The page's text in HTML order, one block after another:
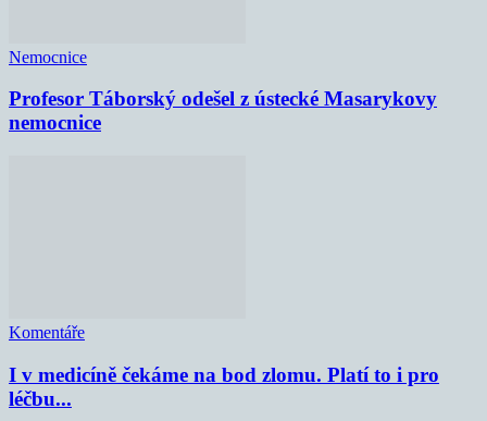
Nemocnice
Profesor Táborský odešel z ústecké Masarykovy
nemocnice
Komentáře
I v medicíně čekáme na bod zlomu. Platí to i pro
léčbu...